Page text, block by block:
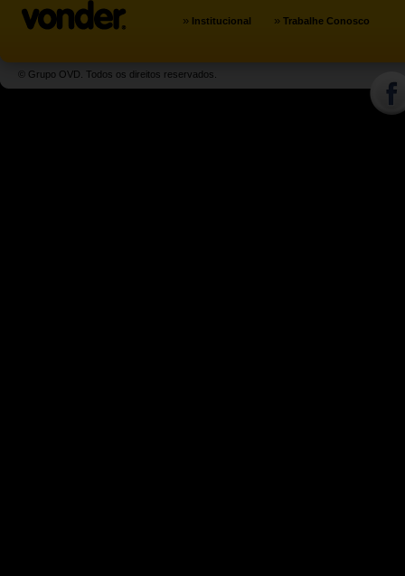
» Institucional » Trabalhe Conosco
© Grupo OVD. Todos os direitos reservados.